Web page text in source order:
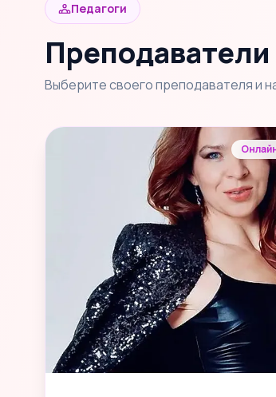
Педагоги
Преподаватели
Выберите своего преподавателя и